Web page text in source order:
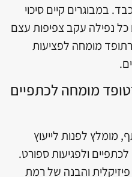
במבוגרים קיים סיכוי
נפילה עקב צפיפות עצם
מומחה לפציעות
מומחה לכתפיים
מומלץ לפנות לייעוץ
ולפגיעות ספורט.
והבנה של רמת